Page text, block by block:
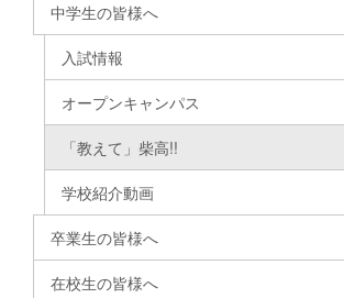
中学生の皆様へ
入試情報
オープンキャンパス
「教えて」柴高!!
学校紹介動画
卒業生の皆様へ
在校生の皆様へ